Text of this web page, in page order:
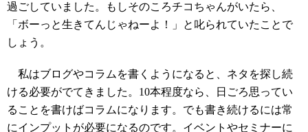
過ごしていました。もしそのころチコちゃんがいたら、
「ボーっと生きてんじゃねーよ！」と叱られていたことで
しょう。
私はブログやコラムを書くようになると、ネタを探し続
ける必要がでてきました。10本程度なら、日ごろ思ってい
ることを書けばコラムになります。でも書き続けるには常
にインプットが必要になるのです。イベントやセミナーに